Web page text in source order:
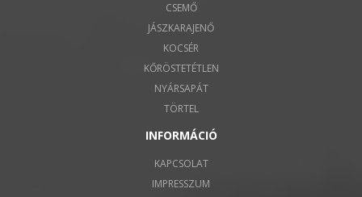
CSEMŐ
JÁSZKARAJENŐ
KOCSÉR
KŐRÖSTETÉTLEN
NYÁRSAPÁT
TÖRTEL
INFORMÁCIÓ
KAPCSOLAT
IMPRESSZUM